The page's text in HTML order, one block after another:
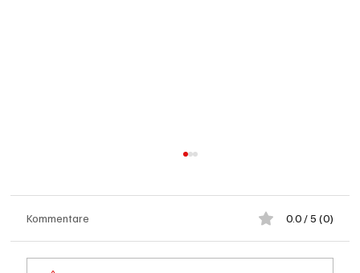
Kommentare 0.0 / 5 (0)